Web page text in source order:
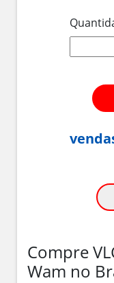
Compre
Wam no